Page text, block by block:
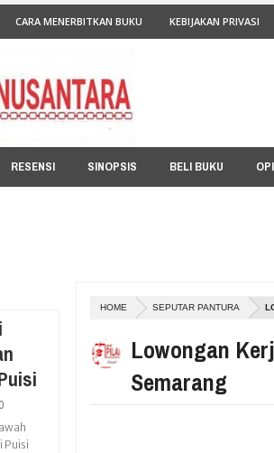
CARA MENERBITKAN BUKU KEBIJAKAN PRIVASI
RESENSI SINOPSIS BELI BUKU
HOME SEPUTAR PANTURA
Lowongan
Semarang
0
Puisi